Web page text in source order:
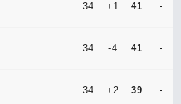
34 +1 41 -
34 -4 41 -
34 +2 39 -